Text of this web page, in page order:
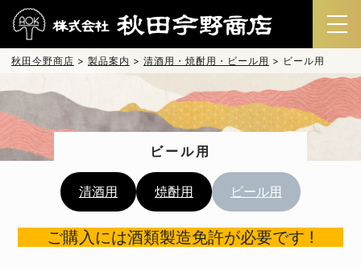
秋田今野商店 > 製品案内 > 清酒用・焼酎用・ビール用 > ビール用
ビール用
清酒用 焼酎用 ビール用
ご購入には酒類製造免許が必要です !